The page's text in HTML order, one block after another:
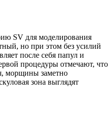
SV для моделирования
но при этом без усилий
после себя папул и
процедуры отмечают, что
морщины заметно
зона выглядят